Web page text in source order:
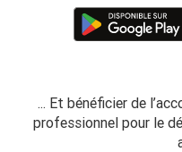
... Et bénéficier de
professionnel pour le